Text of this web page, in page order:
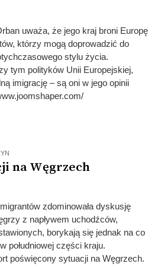
uważa, że jego kraj broni Europę
którzy mogą doprowadzić do
stylu życia.
tym polityków Unii Europejskiej,
imigrację – są oni w jego opinii
na Węgrzech
zdominowała dyskusję
z napływem uchodźców,
borykają się jednak na co
południowej części kraju.
poświęcony sytuacji na Węgrzech.